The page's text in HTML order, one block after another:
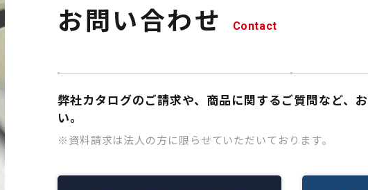
お問い合わせ Contact
弊社カタログのご請求や、商品に関するご質問など、
い。
※資料請求は法人の方に限らせていただいております。